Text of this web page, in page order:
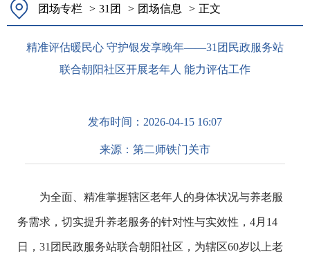
团场专栏 > 31团 > 团场信息 > 正文
精准评估暖民心 守护银发享晚年——31团民政服务站
联合朝阳社区开展老年人 能力评估工作
发布时间： 2026-04-15 16:07
来源： 第二师铁门关市
为全面、精准掌握辖区老年人的身体状况与养老服
务需求，切实提升养老服务的针对性与实效性，4月14
日，31团民政服务站联合朝阳社区，为辖区60岁以上老